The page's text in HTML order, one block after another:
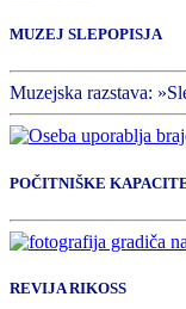
MUZEJ SLEPOPISJA
Muzejska razstava:
POČITNIŠKE
REVIJA RIKOSS